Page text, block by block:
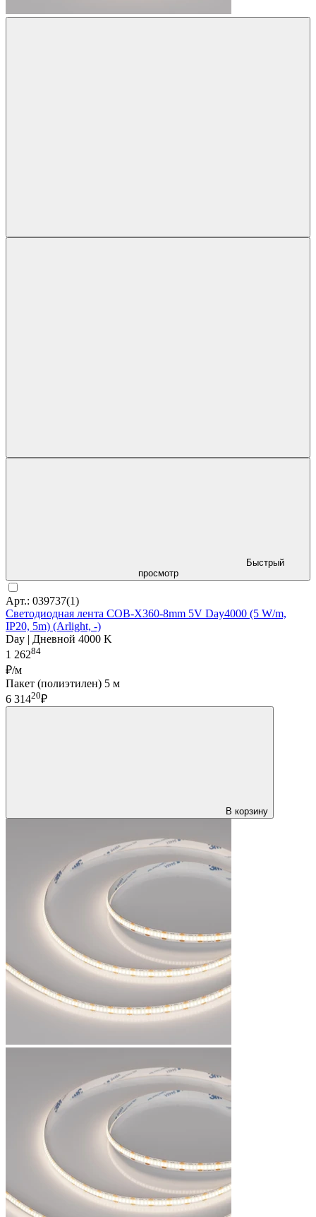
Быстрый
просмотр
Арт.: 039737(1)
Светодиодная лента COB-X360-8mm 5V Day4000 (5 W/m,
IP20, 5m) (Arlight, -)
Day | Дневной 4000 K
1 26284
₽/м
Пакет (полиэтилен) 5 м
6 31420₽
В корзину